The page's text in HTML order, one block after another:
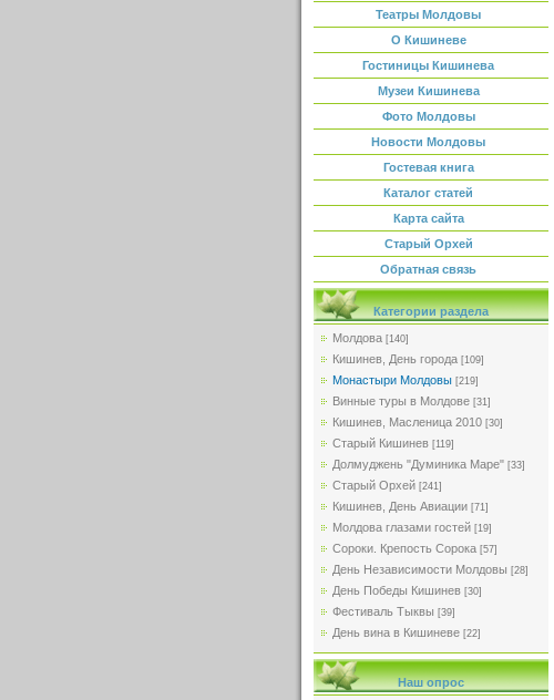
Театры Молдовы
О Кишиневе
Гостиницы Кишинева
Музеи Кишинева
Фото Молдовы
Новости Молдовы
Гостевая книга
Каталог статей
Карта сайта
Старый Орхей
Обратная связь
Категории раздела
Молдова [140]
Кишинев, День города [109]
Монастыри Молдовы [219]
Винные туры в Молдове [31]
Кишинев, Масленица 2010 [30]
Старый Кишинев [119]
Долмуджень "Думиника Маре" [33]
Старый Орхей [241]
Кишинев, День Авиации [71]
Молдова глазами гостей [19]
Сороки. Крепость Сорока [57]
День Независимости Молдовы [28]
День Победы Кишинев [30]
Фестиваль Тыквы [39]
День вина в Кишиневе [22]
Наш опрос